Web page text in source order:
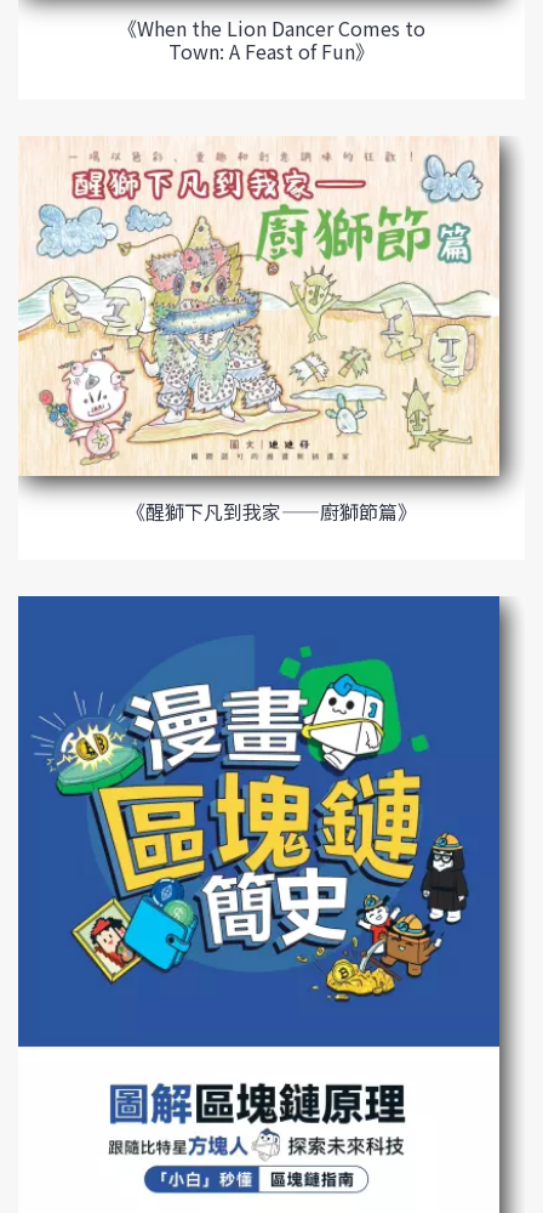
《When the Lion Dancer Comes to
Town: A Feast of Fun》
《醒獅下凡到我家——廚獅節篇》